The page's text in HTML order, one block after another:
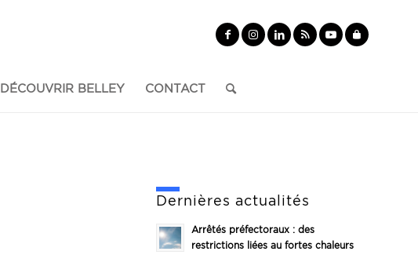
DÉCOUVRIR BELLEY CONTACT
Dernières actualités
Arrêtés préfectoraux : des
restrictions liées au fortes chaleurs